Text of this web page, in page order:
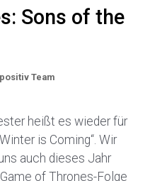
Sons of the
Team
heißt es wieder für
is Coming“. Wir
auch dieses Jahr
of Thrones-Folge